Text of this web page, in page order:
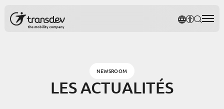
NOTRE
NEWSROOM
LES ACTUALITÉS